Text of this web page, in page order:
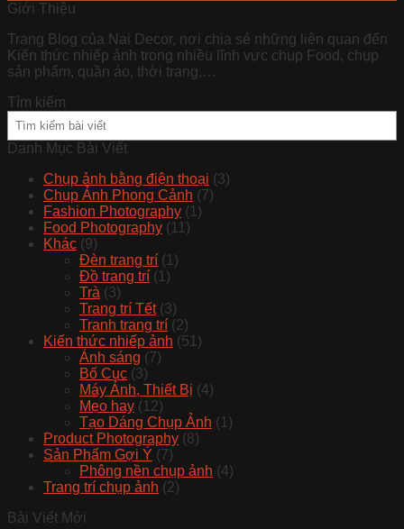
Giới Thiệu
Trang Blog của Nai Decor, nơi chia sẻ những liên quan đến
Kiến thức nhiếp ảnh trong nhiều lĩnh vực chụp Food, chụp
sản phẩm, quần áo, thời trang,…
Tìm kiếm
Danh Mục Bài Viết
Chụp ảnh bằng điện thoại (3)
Chụp Ảnh Phong Cảnh (7)
Fashion Photography (1)
Food Photography (11)
Khác (9)
Đèn trang trí (1)
Đồ trang trí (1)
Trà (3)
Trang trí Tết(3)
Tranh trang trí (2)
Kiến thức nhiếp ảnh (51)
Ánh sáng (7)
Bố Cục (3)
Máy Ảnh, Thiết Bị (4)
Mẹo hay (12)
Tạo Dáng Chụp Ảnh (1)
Product Photography (8)
Sản Phẩm Gợi Ý (7)
Phông nền chụp ảnh (4)
Trang trí chụp ảnh (2)
Bài Viết Mới